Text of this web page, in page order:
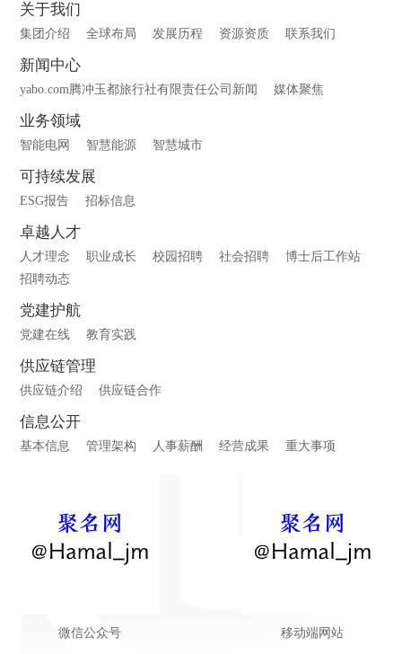
关于我们
集团介绍 全球布局 发展历程 资源资质 联系我们
新闻中心
yabo.com腾冲玉都旅行社有限责任公司新闻 媒体聚焦
业务领域
智能电网 智慧能源 智慧城市
可持续发展
ESG报告 招标信息
卓越人才
人才理念 职业成长 校园招聘 社会招聘
博士后工作站
招聘动态
党建护航
党建在线 教育实践
供应链管理
供应链介绍 供应链合作
信息公开
基本信息 管理架构 人事薪酬 经营成果 重大事项
微信公众号 移动端网站